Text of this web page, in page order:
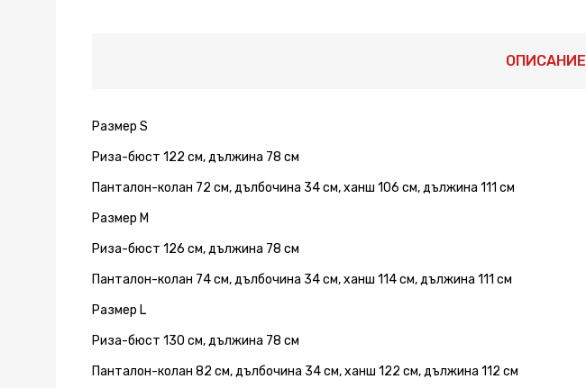
ОПИСАНИЕ
Размер S
Риза-бюст 122 см, дължина 78 см
Панталон-колан 72 см, дълбочина 34 см, ханш 106 см, дължина 111 см
Размер М
Риза-бюст 126 см, дължина 78 см
Панталон-колан 74 см, дълбочина 34 см, ханш 114 см, дължина 111 см
Размер L
Риза-бюст 130 см, дължина 78 см
Панталон-колан 82 см, дълбочина 34 см, ханш 122 см, дължина 112 см